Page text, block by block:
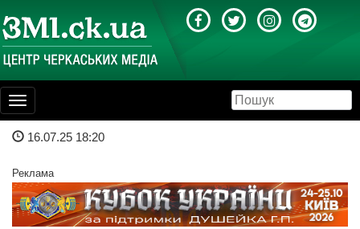
Toggle
navigation
16.07.25 18:20
Реклама